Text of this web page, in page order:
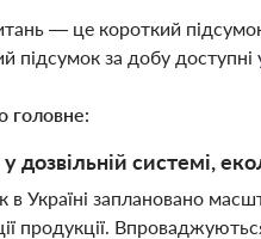
— це короткий
підсумок за добу доступні
головне:
дозвільній системі,
в Україні заплановано
продукції.